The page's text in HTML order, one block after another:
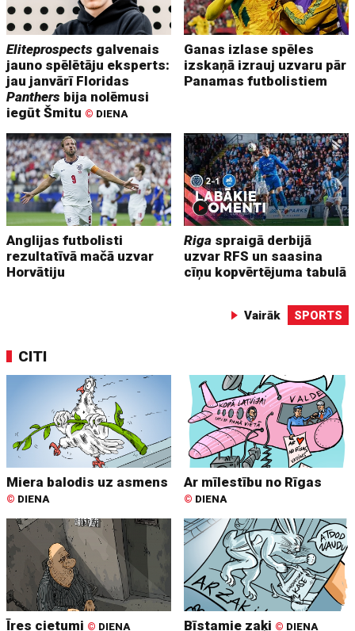
Eliteprospects galvenais
jauno spēlētāju eksperts:
jau janvārī Floridas
Panthers bija nolēmusi
iegūt Šmitu © DIENA
Ganas izlase spēles
izskaņā izrauj uzvaru pār
Panamas futbolistiem
Anglijas futbolisti
rezultatīvā mačā uzvar
Horvātiju
Riga spraigā derbijā
uzvar RFS un saasina
cīņu kopvērtējuma tabulā
Vairāk SPORTS
CITI
Miera balodis uz asmens
© DIENA
Ar mīlestību no Rīgas
© DIENA
Īres cietumi © DIENA Bīstamie zaķi © DIENA